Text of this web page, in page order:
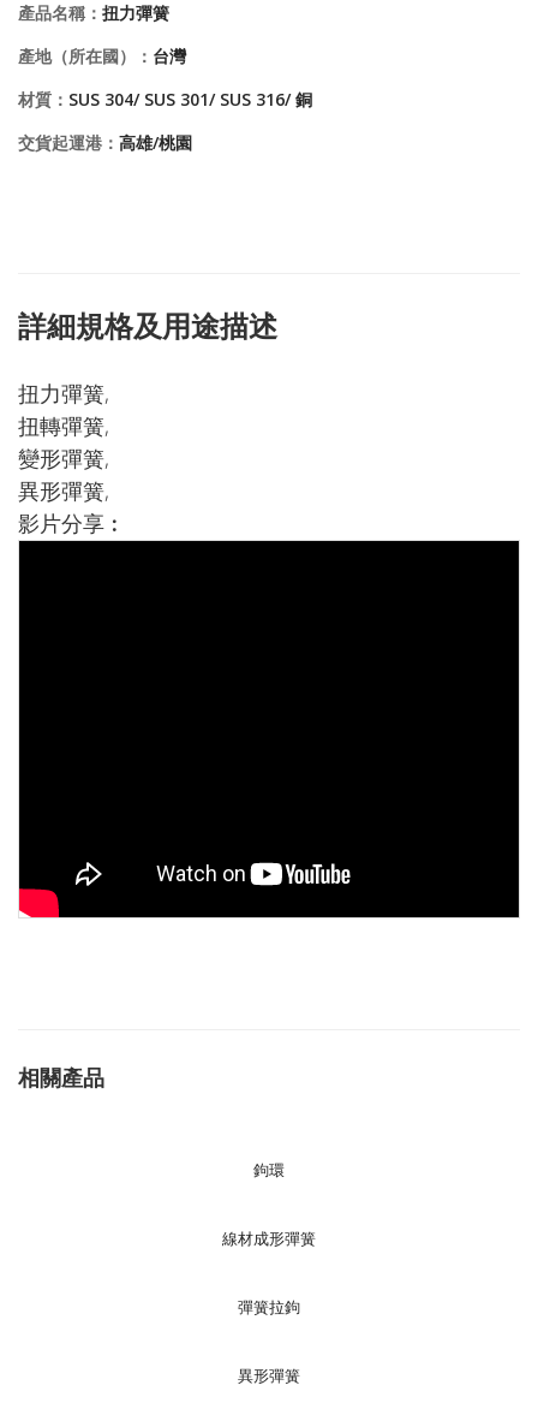
產品名稱： 扭力彈簧
產地（所在國）： 台灣
材質： SUS 304/ SUS 301/ SUS 316/ 銅
交貨起運港： 高雄/桃園
詳細規格及用途描述
扭力彈簧,
扭轉彈簧,
變形彈簧,
異形彈簧,
影片分享︰
相關產品
鉤環
線材成形彈簧
彈簧拉鉤
異形彈簧